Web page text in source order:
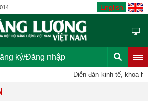
English
ký/Đăng nhập
Diễn đàn kinh tế, khoa